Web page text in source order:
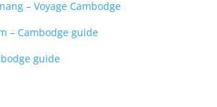
– Voyage Cambodge
– Cambodge guide
guide